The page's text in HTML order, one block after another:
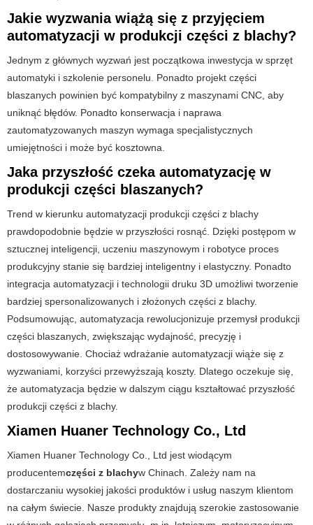
Jakie wyzwania wiążą się z przyjęciem
automatyzacji w produkcji części z blachy?
Jednym z głównych wyzwań jest początkowa inwestycja w sprzęt
automatyki i szkolenie personelu. Ponadto projekt części
blaszanych powinien być kompatybilny z maszynami CNC, aby
uniknąć błędów. Ponadto konserwacja i naprawa
zautomatyzowanych maszyn wymaga specjalistycznych
umiejętności i może być kosztowna.
Jaka przyszłość czeka automatyzację w
produkcji części blaszanych?
Trend w kierunku automatyzacji produkcji części z blachy
prawdopodobnie będzie w przyszłości rosnąć. Dzięki postępom w
sztucznej inteligencji, uczeniu maszynowym i robotyce proces
produkcyjny stanie się bardziej inteligentny i elastyczny. Ponadto
integracja automatyzacji i technologii druku 3D umożliwi tworzenie
bardziej spersonalizowanych i złożonych części z blachy.
Podsumowując, automatyzacja rewolucjonizuje przemysł produkcji
części blaszanych, zwiększając wydajność, precyzję i
dostosowywanie. Chociaż wdrażanie automatyzacji wiąże się z
wyzwaniami, korzyści przewyższają koszty. Dlatego oczekuje się,
że automatyzacja będzie w dalszym ciągu kształtować przyszłość
produkcji części z blachy.
Xiamen Huaner Technology Co., Ltd
Xiamen Huaner Technology Co., Ltd jest wiodącym
producentemczęści z blachyw Chinach. Zależy nam na
dostarczaniu wysokiej jakości produktów i usług naszym klientom
na całym świecie. Nasze produkty znajdują szerokie zastosowanie